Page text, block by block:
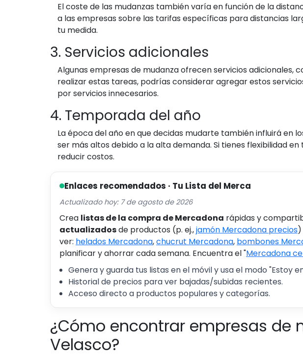
El coste de las mudanzas también varía en función de la
a las empresas sobre las tarifas específicas para distancias
tu medida.
3. Servicios adicionales
Algunas empresas de mudanza ofrecen servicios adicionales,
realizar estas tareas, podrías considerar agregar estos
por servicios innecesarios.
4. Temporada del año
La época del año en que decidas mudarte también influirá en
ser más altos debido a la alta demanda. Si tienes flexibilidad
reducir costos.
Enlaces recomendados · Tu Lista del Merca
Actualizado hoy: 7 de agosto de 2026
Crea listas de la compra de Mercadona rápidas y
actualizadosde productos (p. ej.,jamón Mercadona precios
ver: helados Mercadona,chucrut Mercadona, bombones
planificar y ahorrar cada semana. Encuentra el "Mercadona
Genera y guarda tus listas en el móvil y usa el modo "Estoy
Historial de precios para ver bajadas/subidas recientes.
Acceso directo a productos populares y categorías.
¿Cómo encontrar empresas de
Velasco?